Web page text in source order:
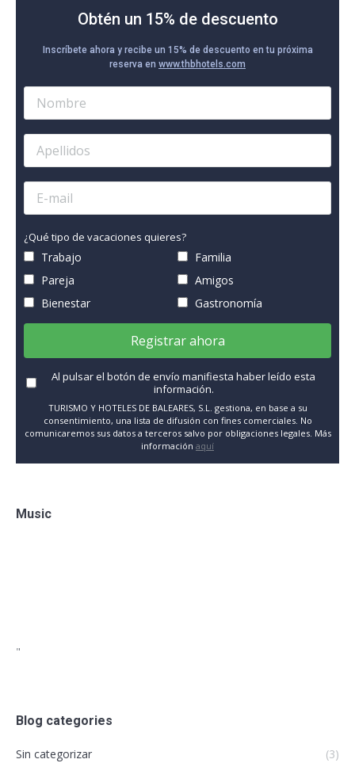
Obtén un 15% de descuento
Inscríbete ahora y recibe un 15% de descuento en tu próxima
reserva en www.thbhotels.com
¿Qué tipo de vacaciones quieres?
Trabajo
Familia
Pareja
Amigos
Bienestar
Gastronomía
Registrar ahora
Al pulsar el botón de envío manifiesta haber leído esta
información.
TURISMO Y HOTELES DE BALEARES, S.L. gestiona, en base a su
consentimiento, una lista de difusión con fines comerciales. No
comunicaremos sus datos a terceros salvo por obligaciones legales. Más
información aquí
Music
"
Blog categories
Sin categorizar (3)